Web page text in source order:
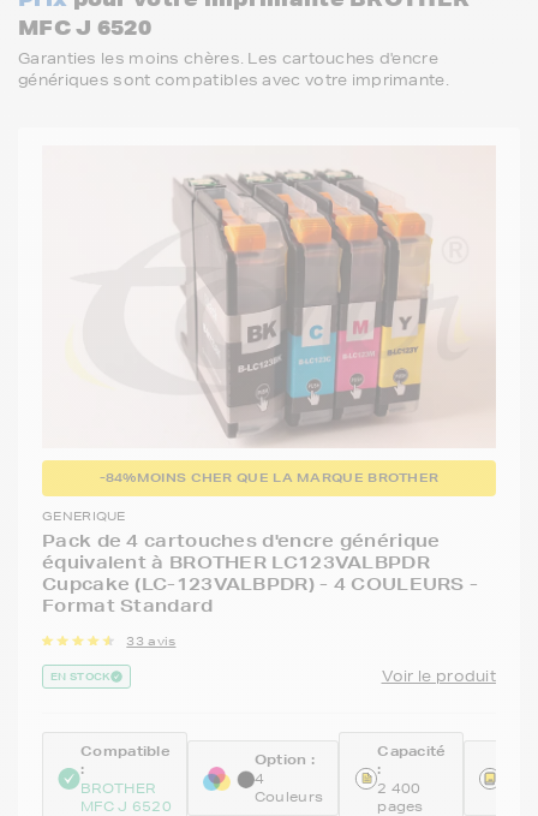
MFC J 6520
Garanties les moins chères. Les cartouches d'encre
génériques sont compatibles avec votre imprimante.
-84%MOINS CHER QUE LA MARQUE BROTHER
GENERIQUE
Pack de 4 cartouches d'encre générique
équivalent à BROTHER LC123VALBPDR
Cupcake (LC-123VALBPDR) - 4 COULEURS -
Format Standard
33 avis
EN STOCK Voir le produit
Compatible
:
BROTHER
MFC J 6520
Option :
4
Couleurs
Capacité
:
2 400
pages